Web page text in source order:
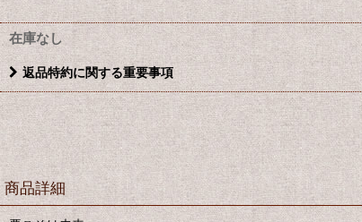
在庫なし
返品特約に関する重要事項
商品詳細